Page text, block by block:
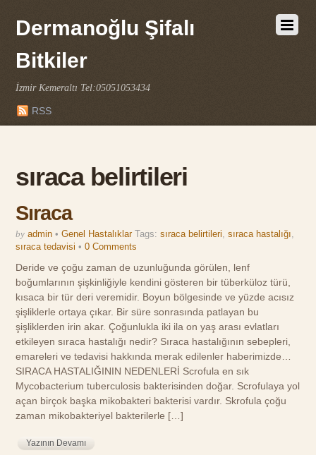
Dermanoğlu Şifalı
Bitkiler
İzmir Kemeraltı Tel:05051053434
RSS
sıraca belirtileri
Sıraca
by admin • Genel Hastalıklar Tags:sıraca belirtileri,sıraca hastalığı,
sıraca tedavisi •0 Comments
Deride ve çoğu zaman de uzunluğunda görülen, lenf
boğumlarının şişkinliğiyle kendini gösteren bir tüberküloz türü,
kısaca bir tür deri veremidir. Boyun bölgesinde ve yüzde acısız
şişliklerle ortaya çıkar. Bir süre sonrasında patlayan bu
şişliklerden irin akar. Çoğunlukla iki ila on yaş arası evlatları
etkileyen sıraca hastalığı nedir? Sıraca hastalığının sebepleri,
emareleri ve tedavisi hakkında merak edilenler haberimizde…
SIRACA HASTALIĞININ NEDENLERİ Scrofula en sık
Mycobacterium tuberculosis bakterisinden doğar. Scrofulaya yol
açan birçok başka mikobakteri bakterisi vardır. Skrofula çoğu
zaman mikobakteriyel bakterilerle […]
Yazının Devamı